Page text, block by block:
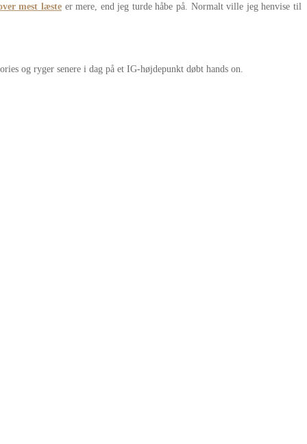
mest læsteer mere, end jeg turde håbe på. Normalt ville jeg henvise til
og ryger senere i dag på et IG-højdepunkt døbt hands on.